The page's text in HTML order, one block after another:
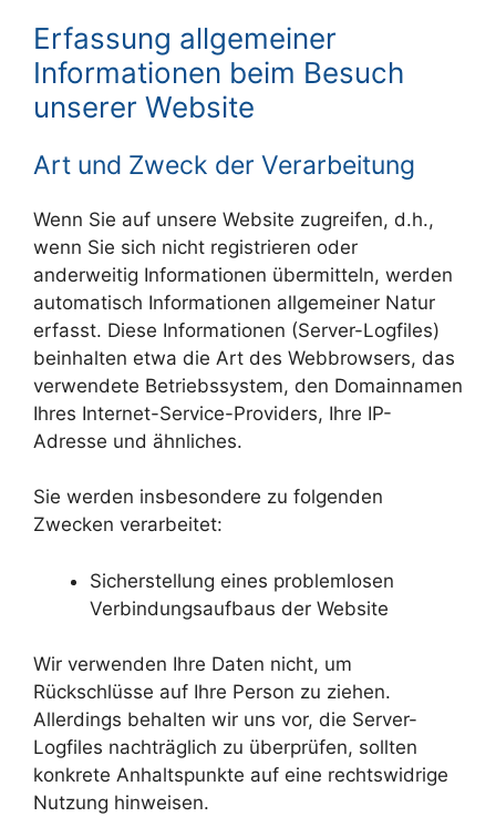
Erfassung allgemeiner
Informationen beim Besuch
unserer Website
Art und Zweck der Verarbeitung
Wenn Sie auf unsere Website zugreifen, d.h.,
wenn Sie sich nicht registrieren oder
anderweitig Informationen übermitteln, werden
automatisch Informationen allgemeiner Natur
erfasst. Diese Informationen (Server-Logfiles)
beinhalten etwa die Art des Webbrowsers, das
verwendete Betriebssystem, den Domainnamen
Ihres Internet-Service-Providers, Ihre IP-
Adresse und ähnliches.
Sie werden insbesondere zu folgenden
Zwecken verarbeitet:
Sicherstellung eines problemlosen
Verbindungsaufbaus der Website
Wir verwenden Ihre Daten nicht, um
Rückschlüsse auf Ihre Person zu ziehen.
Allerdings behalten wir uns vor, die Server-
Logfiles nachträglich zu überprüfen, sollten
konkrete Anhaltspunkte auf eine rechtswidrige
Nutzung hinweisen.